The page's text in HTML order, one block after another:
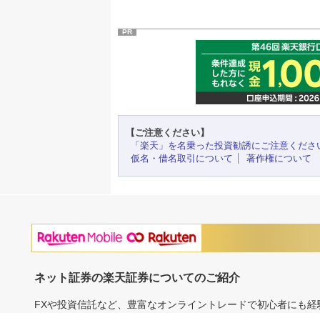
PR
【ご注意ください】
「楽天」を名乗った投資勧誘にご注意くださ
仮名・借名取引について
著作権について
ネット証券の楽天証券についてのご紹介
FXや投資信託など、豊富なオンライントレードで初心者にも